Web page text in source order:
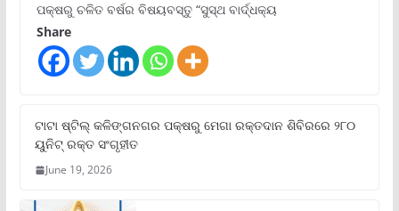
ପକ୍ଷରୁ ଚଳିତ ବର୍ଷର ବିଷୟବସ୍ତୁ “ସୁସ୍ଥ ବାର୍ଦ୍ଧକ୍ୟ
Share
ଟାଟା ଷ୍ଟିଲ୍‌ କଳିଙ୍ଗନଗର ପକ୍ଷରୁ ମେଗା ରକ୍ତଦାନ ଶିବିରରେ ୨୮୦
ୟୁନିଟ୍‌ ରକ୍ତ ସଂଗୃହୀତ
June 19, 2026